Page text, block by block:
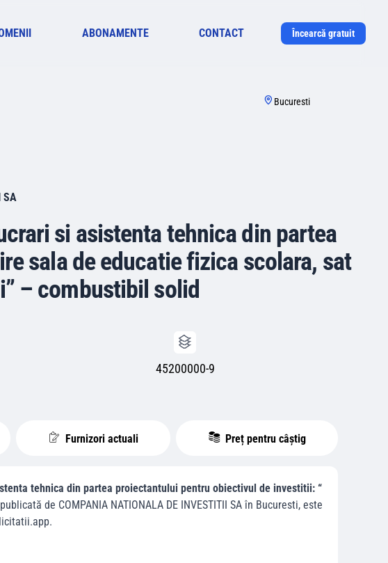
ABONAMENTE CONTACT Încearcă gratuit
Bucuresti
SA
si asistenta tehnica din partea
sala de educatie fizica scolara, sat
– combustibil solid
45200000-9
Furnizori actuali Preț pentru câștig
tehnica din partea proiectantului pentru obiectivul de investitii: “
de COMPANIA NATIONALA DE INVESTITII SA în Bucuresti, este